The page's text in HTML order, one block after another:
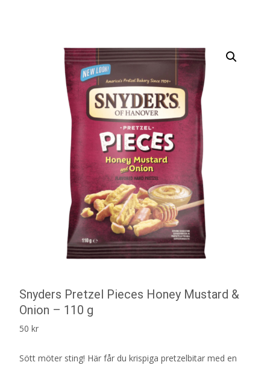
Snyders Pretzel Pieces Honey Mustard &
Onion – 110 g
50 kr
Sött möter sting! Här får du krispiga pretzelbitar med en